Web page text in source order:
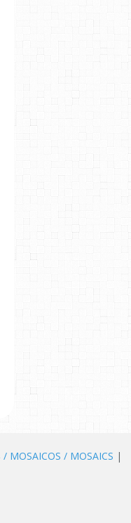
/ MOSAICOS / MOSAICS |